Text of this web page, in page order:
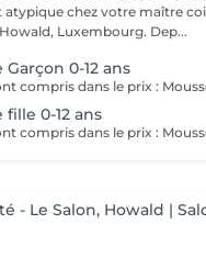
atypique chez votre maître
Luxembourg. Dep...
0-12 ans
fille 0-12 ans